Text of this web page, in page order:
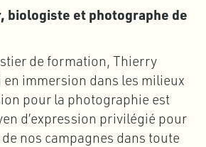
biologiste et photographe de
de formation, Thierry
immersion dans les milieux
pour la photographie est
d’expression privilégié pour
nos campagnes dans toute